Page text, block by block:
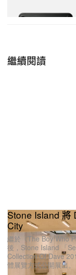
入場觀眾很快就
整體合作成果完
氣質，系列服裝
層金屬網眼連身
運動套裝則換上
花，並搭配同色
立即購入
繼續閱讀
Stone Island 將
City
繼於《The Boy Who
後，Stone Island 「
Collection Of Dave
體展覽方式公開展出。